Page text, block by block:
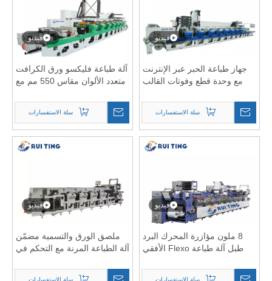
فيديو
آلة طباعة فليكسو ورق الكرافت
متعدد الألوان مقاس 550 مم مع
سلة الاستفسارات
فيديو
جهاز طباعة الحبر عبر الإنترنت
مع وحدة قطع وفوتات القالب
سلة الاستفسارات
فيديو
ملصق الورق والتسمية مضمّن
آلة الطباعة المرنة مع التحكم في
سلة الاستفسارات
فيديو
8 ملون مؤازرة المحرك البرد
طبل آلة طباعة Flexo الأفقي
سلة الاستفسارات